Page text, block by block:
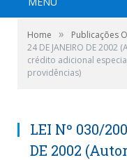
Home » Publicações
24 DE JANEIRO DE
crédito adicional
providências)
LEI Nº 030/
DE 2002